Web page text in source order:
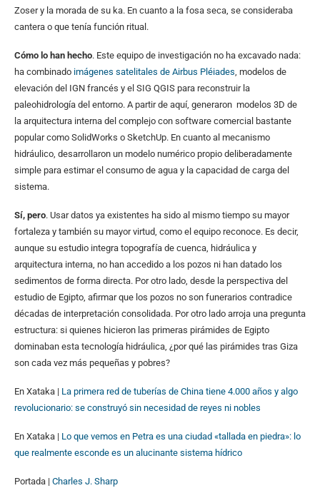
Zoser y la morada de su ka. En cuanto a la fosa seca, se consideraba
cantera o que tenía función ritual.
Cómo lo han hecho. Este equipo de investigación no ha excavado nada:
ha combinado imágenes satelitales de Airbus Pléiades , modelos de
elevación del IGN francés y el SIG QGIS para reconstruir la
paleohidrología del entorno. A partir de aquí, generaron modelos 3D de
la arquitectura interna del complejo con software comercial bastante
popular como SolidWorks o SketchUp. En cuanto al mecanismo
hidráulico, desarrollaron un modelo numérico propio deliberadamente
simple para estimar el consumo de agua y la capacidad de carga del
sistema.
Sí, pero. Usar datos ya existentes ha sido al mismo tiempo su mayor
fortaleza y también su mayor virtud, como el equipo reconoce. Es decir,
aunque su estudio integra topografía de cuenca, hidráulica y
arquitectura interna, no han accedido a los pozos ni han datado los
sedimentos de forma directa. Por otro lado, desde la perspectiva del
estudio de Egipto, afirmar que los pozos no son funerarios contradice
décadas de interpretación consolidada. Por otro lado arroja una pregunta
estructura: si quienes hicieron las primeras pirámides de Egipto
dominaban esta tecnología hidráulica, ¿por qué las pirámides tras Giza
son cada vez más pequeñas y pobres?
En Xataka | La primera red de tuberías de China tiene 4.000 años y algo
revolucionario: se construyó sin necesidad de reyes ni nobles
En Xataka | Lo que vemos en Petra es una ciudad «tallada en piedra»: lo
que realmente esconde es un alucinante sistema hídrico
Portada | Charles J. Sharp